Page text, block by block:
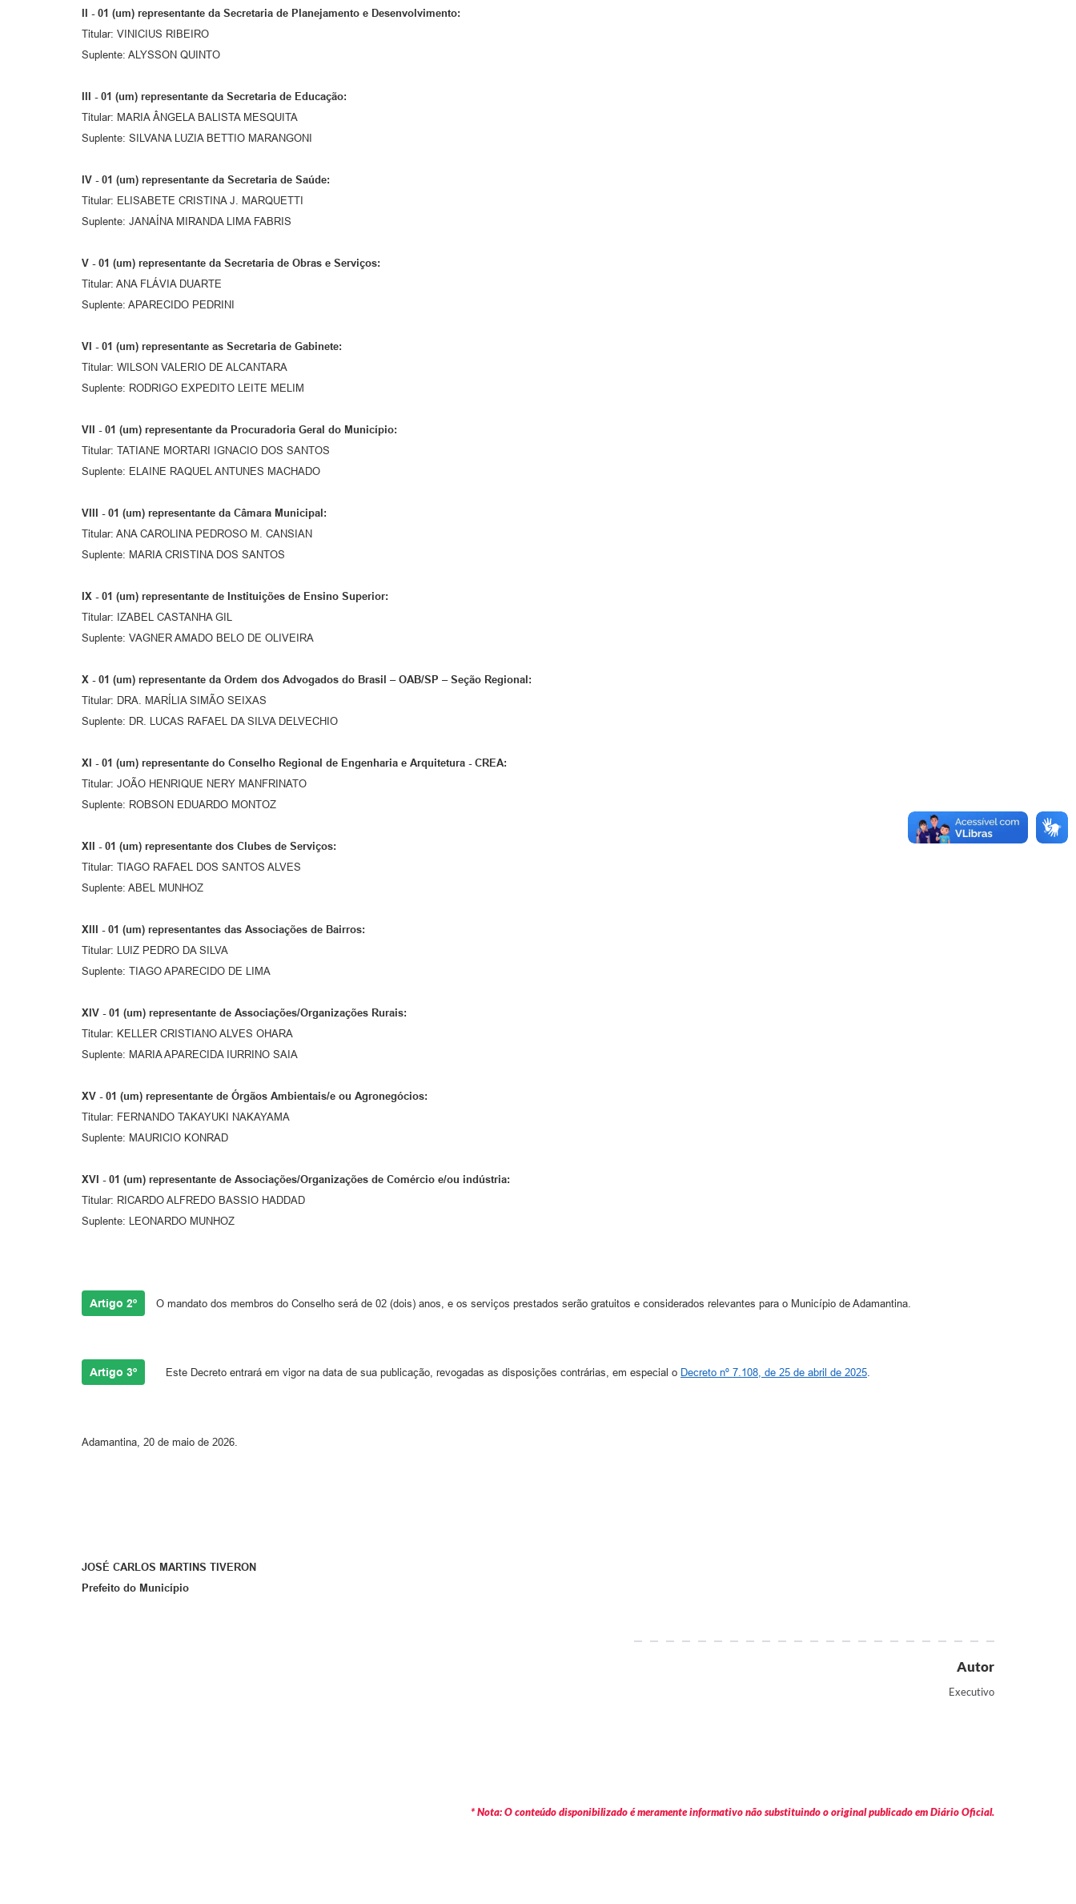
II - 01 (um) representante da Secretaria de Planejamento e Desenvolvimento:
Titular: VINICIUS RIBEIRO
Suplente: ALYSSON QUINTO
III - 01 (um) representante da Secretaria de Educação:
Titular: MARIA ÂNGELA BALISTA MESQUITA
Suplente: SILVANA LUZIA BETTIO MARANGONI
IV - 01 (um) representante da Secretaria de Saúde:
Titular: ELISABETE CRISTINA J. MARQUETTI
Suplente: JANAÍNA MIRANDA LIMA FABRIS
V - 01 (um) representante da Secretaria de Obras e Serviços:
Titular: ANA FLÁVIA DUARTE
Suplente: APARECIDO PEDRINI
VI - 01 (um) representante as Secretaria de Gabinete:
Titular: WILSON VALERIO DE ALCANTARA
Suplente: RODRIGO EXPEDITO LEITE MELIM
VII - 01 (um) representante da Procuradoria Geral do Município:
Titular: TATIANE MORTARI IGNACIO DOS SANTOS
Suplente: ELAINE RAQUEL ANTUNES MACHADO
VIII - 01 (um) representante da Câmara Municipal:
Titular: ANA CAROLINA PEDROSO M. CANSIAN
Suplente: MARIA CRISTINA DOS SANTOS
IX - 01 (um) representante de Instituições de Ensino Superior:
Titular: IZABEL CASTANHA GIL
Suplente: VAGNER AMADO BELO DE OLIVEIRA
X - 01 (um) representante da Ordem dos Advogados do Brasil – OAB/SP – Seção Regional:
Titular: DRA. MARÍLIA SIMÃO SEIXAS
Suplente: DR. LUCAS RAFAEL DA SILVA DELVECHIO
XI - 01 (um) representante do Conselho Regional de Engenharia e Arquitetura - CREA:
Titular: JOÃO HENRIQUE NERY MANFRINATO
Suplente: ROBSON EDUARDO MONTOZ
XII - 01 (um) representante dos Clubes de Serviços:
Titular: TIAGO RAFAEL DOS SANTOS ALVES
Suplente: ABEL MUNHOZ
XIII - 01 (um) representantes das Associações de Bairros:
Titular: LUIZ PEDRO DA SILVA
Suplente: TIAGO APARECIDO DE LIMA
XIV - 01 (um) representante de Associações/Organizações Rurais:
Titular: KELLER CRISTIANO ALVES OHARA
Suplente: MARIA APARECIDA IURRINO SAIA
XV - 01 (um) representante de Órgãos Ambientais/e ou Agronegócios:
Titular: FERNANDO TAKAYUKI NAKAYAMA
Suplente: MAURICIO KONRAD
XVI - 01 (um) representante de Associações/Organizações de Comércio e/ou indústria:
Titular: RICARDO ALFREDO BASSIO HADDAD
Suplente: LEONARDO MUNHOZ
Artigo 2º O mandato dos membros do Conselho será de 02 (dois) anos, e os serviços prestados serão gratuitos e considerados relevantes para o Município de Adamantina.
Artigo 3º Este Decreto entrará em vigor na data de sua publicação, revogadas as disposições contrárias, em especial o Decreto nº 7.108, de 25 de abril de 2025
Adamantina, 20 de maio de 2026.
JOSÉ CARLOS MARTINS TIVERON
Prefeito do Município
Autor
Executivo
* Nota: O conteúdo disponibilizado é meramente informativo não substituindo o original publicado em Diário Oficial.